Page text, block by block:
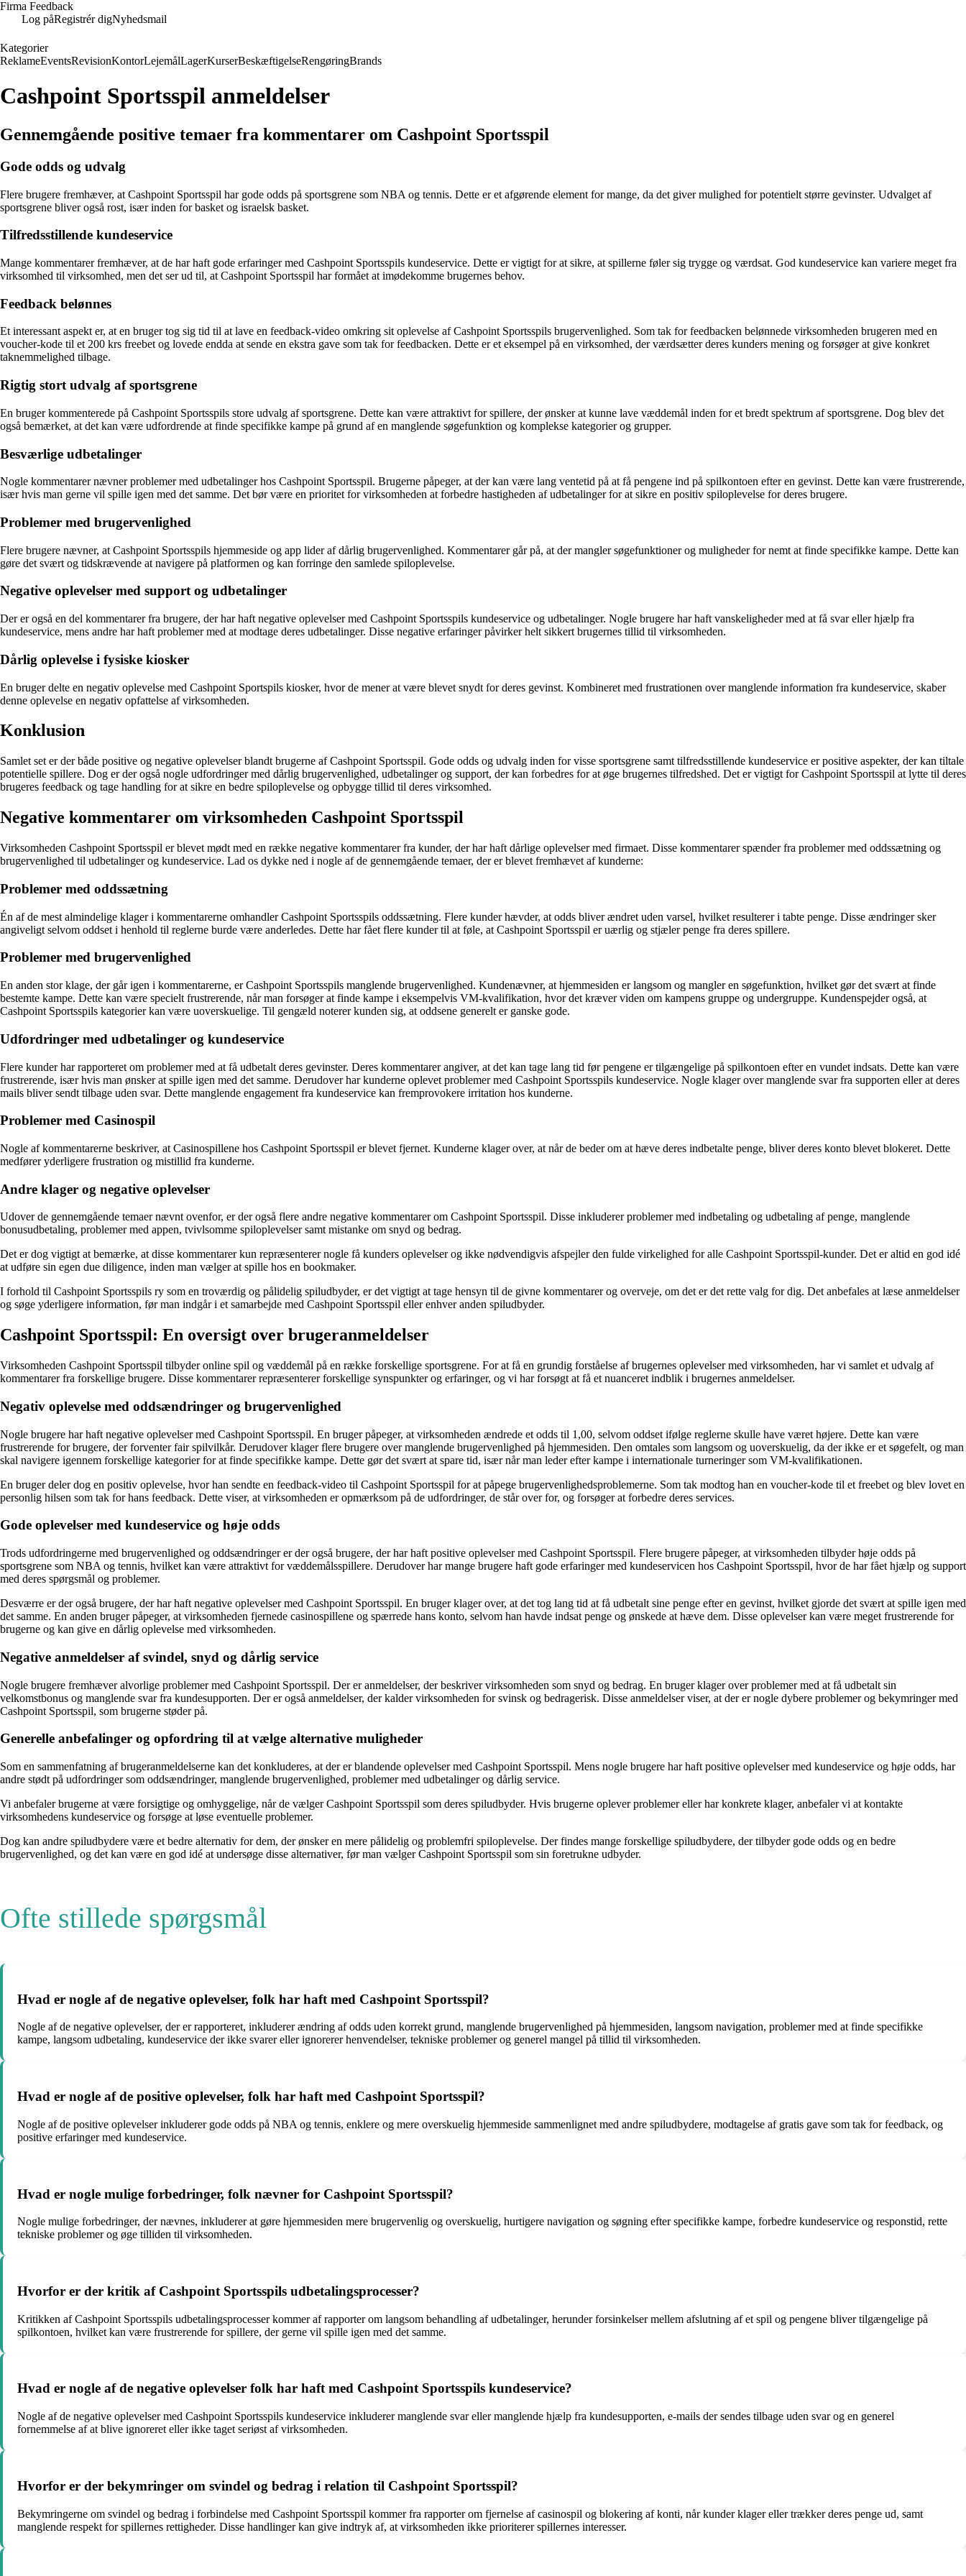
Firma Feedback
Log påRegistrér digNyhedsmail
Kategorier
ReklameEventsRevisionKontorLejemålLagerKurserBeskæftigelseRengøringBrands
Cashpoint Sportsspil anmeldelser
Gennemgående positive temaer fra kommentarer om Cashpoint Sportsspil
Gode odds og udvalg
Flere brugere fremhæver, at Cashpoint Sportsspil har gode odds på sportsgrene som NBA og tennis. Dette er et afgørende element for mange, da det giver mulighed for potentielt større gevinster. Udvalget af
sportsgrene bliver også rost, især inden for basket og israelsk basket.
Tilfredsstillende kundeservice
Mange kommentarer fremhæver, at de har haft gode erfaringer med Cashpoint Sportsspils kundeservice. Dette er vigtigt for at sikre, at spillerne føler sig trygge og værdsat. God kundeservice kan variere meget fra
virksomhed til virksomhed, men det ser ud til, at Cashpoint Sportsspil har formået at imødekomme brugernes behov.
Feedback belønnes
Et interessant aspekt er, at en bruger tog sig tid til at lave en feedback-video omkring sit oplevelse af Cashpoint Sportsspils brugervenlighed. Som tak for feedbacken belønnede virksomheden brugeren med en
voucher-kode til et 200 krs freebet og lovede endda at sende en ekstra gave som tak for feedbacken. Dette er et eksempel på en virksomhed, der værdsætter deres kunders mening og forsøger at give konkret
taknemmelighed tilbage.
Rigtig stort udvalg af sportsgrene
En bruger kommenterede på Cashpoint Sportsspils store udvalg af sportsgrene. Dette kan være attraktivt for spillere, der ønsker at kunne lave væddemål inden for et bredt spektrum af sportsgrene. Dog blev det
også bemærket, at det kan være udfordrende at finde specifikke kampe på grund af en manglende søgefunktion og komplekse kategorier og grupper.
Besværlige udbetalinger
Nogle kommentarer nævner problemer med udbetalinger hos Cashpoint Sportsspil. Brugerne påpeger, at der kan være lang ventetid på at få pengene ind på spilkontoen efter en gevinst. Dette kan være frustrerende,
især hvis man gerne vil spille igen med det samme. Det bør være en prioritet for virksomheden at forbedre hastigheden af udbetalinger for at sikre en positiv spiloplevelse for deres brugere.
Problemer med brugervenlighed
Flere brugere nævner, at Cashpoint Sportsspils hjemmeside og app lider af dårlig brugervenlighed. Kommentarer går på, at der mangler søgefunktioner og muligheder for nemt at finde specifikke kampe. Dette kan
gøre det svært og tidskrævende at navigere på platformen og kan forringe den samlede spiloplevelse.
Negative oplevelser med support og udbetalinger
Der er også en del kommentarer fra brugere, der har haft negative oplevelser med Cashpoint Sportsspils kundeservice og udbetalinger. Nogle brugere har haft vanskeligheder med at få svar eller hjælp fra
kundeservice, mens andre har haft problemer med at modtage deres udbetalinger. Disse negative erfaringer påvirker helt sikkert brugernes tillid til virksomheden.
Dårlig oplevelse i fysiske kiosker
En bruger delte en negativ oplevelse med Cashpoint Sportspils kiosker, hvor de mener at være blevet snydt for deres gevinst. Kombineret med frustrationen over manglende information fra kundeservice, skaber
denne oplevelse en negativ opfattelse af virksomheden.
Konklusion
Samlet set er der både positive og negative oplevelser blandt brugerne af Cashpoint Sportsspil. Gode odds og udvalg inden for visse sportsgrene samt tilfredsstillende kundeservice er positive aspekter, der kan tiltale
potentielle spillere. Dog er der også nogle udfordringer med dårlig brugervenlighed, udbetalinger og support, der kan forbedres for at øge brugernes tilfredshed. Det er vigtigt for Cashpoint Sportsspil at lytte til deres
brugeres feedback og tage handling for at sikre en bedre spiloplevelse og opbygge tillid til deres virksomhed.
Negative kommentarer om virksomheden Cashpoint Sportsspil
Virksomheden Cashpoint Sportsspil er blevet mødt med en række negative kommentarer fra kunder, der har haft dårlige oplevelser med firmaet. Disse kommentarer spænder fra problemer med oddssætning og
brugervenlighed til udbetalinger og kundeservice. Lad os dykke ned i nogle af de gennemgående temaer, der er blevet fremhævet af kunderne:
Problemer med oddssætning
Én af de mest almindelige klager i kommentarerne omhandler Cashpoint Sportsspils oddssætning. Flere kunder hævder, at odds bliver ændret uden varsel, hvilket resulterer i tabte penge. Disse ændringer sker
angiveligt selvom oddset i henhold til reglerne burde være anderledes. Dette har fået flere kunder til at føle, at Cashpoint Sportsspil er uærlig og stjæler penge fra deres spillere.
Problemer med brugervenlighed
En anden stor klage, der går igen i kommentarerne, er Cashpoint Sportsspils manglende brugervenlighed. Kundenævner, at hjemmesiden er langsom og mangler en søgefunktion, hvilket gør det svært at finde
bestemte kampe. Dette kan være specielt frustrerende, når man forsøger at finde kampe i eksempelvis VM-kvalifikation, hvor det kræver viden om kampens gruppe og undergruppe. Kundenspejder også, at
Cashpoint Sportsspils kategorier kan være uoverskuelige. Til gengæld noterer kunden sig, at oddsene generelt er ganske gode.
Udfordringer med udbetalinger og kundeservice
Flere kunder har rapporteret om problemer med at få udbetalt deres gevinster. Deres kommentarer angiver, at det kan tage lang tid før pengene er tilgængelige på spilkontoen efter en vundet indsats. Dette kan være
frustrerende, især hvis man ønsker at spille igen med det samme. Derudover har kunderne oplevet problemer med Cashpoint Sportsspils kundeservice. Nogle klager over manglende svar fra supporten eller at deres
mails bliver sendt tilbage uden svar. Dette manglende engagement fra kundeservice kan fremprovokere irritation hos kunderne.
Problemer med Casinospil
Nogle af kommentarerne beskriver, at Casinospillene hos Cashpoint Sportsspil er blevet fjernet. Kunderne klager over, at når de beder om at hæve deres indbetalte penge, bliver deres konto blevet blokeret. Dette
medfører yderligere frustration og mistillid fra kunderne.
Andre klager og negative oplevelser
Udover de gennemgående temaer nævnt ovenfor, er der også flere andre negative kommentarer om Cashpoint Sportsspil. Disse inkluderer problemer med indbetaling og udbetaling af penge, manglende
bonusudbetaling, problemer med appen, tvivlsomme spiloplevelser samt mistanke om snyd og bedrag.
Det er dog vigtigt at bemærke, at disse kommentarer kun repræsenterer nogle få kunders oplevelser og ikke nødvendigvis afspejler den fulde virkelighed for alle Cashpoint Sportsspil-kunder. Det er altid en god idé
at udføre sin egen due diligence, inden man vælger at spille hos en bookmaker.
I forhold til Cashpoint Sportsspils ry som en troværdig og pålidelig spiludbyder, er det vigtigt at tage hensyn til de givne kommentarer og overveje, om det er det rette valg for dig. Det anbefales at læse anmeldelser
og søge yderligere information, før man indgår i et samarbejde med Cashpoint Sportsspil eller enhver anden spiludbyder.
Cashpoint Sportsspil: En oversigt over brugeranmeldelser
Virksomheden Cashpoint Sportsspil tilbyder online spil og væddemål på en række forskellige sportsgrene. For at få en grundig forståelse af brugernes oplevelser med virksomheden, har vi samlet et udvalg af
kommentarer fra forskellige brugere. Disse kommentarer repræsenterer forskellige synspunkter og erfaringer, og vi har forsøgt at få et nuanceret indblik i brugernes anmeldelser.
Negativ oplevelse med oddsændringer og brugervenlighed
Nogle brugere har haft negative oplevelser med Cashpoint Sportsspil. En bruger påpeger, at virksomheden ændrede et odds til 1,00, selvom oddset ifølge reglerne skulle have været højere. Dette kan være
frustrerende for brugere, der forventer fair spilvilkår. Derudover klager flere brugere over manglende brugervenlighed på hjemmesiden. Den omtales som langsom og uoverskuelig, da der ikke er et søgefelt, og man
skal navigere igennem forskellige kategorier for at finde specifikke kampe. Dette gør det svært at spare tid, især når man leder efter kampe i internationale turneringer som VM-kvalifikationen.
En bruger deler dog en positiv oplevelse, hvor han sendte en feedback-video til Cashpoint Sportsspil for at påpege brugervenlighedsproblemerne. Som tak modtog han en voucher-kode til et freebet og blev lovet en
personlig hilsen som tak for hans feedback. Dette viser, at virksomheden er opmærksom på de udfordringer, de står over for, og forsøger at forbedre deres services.
Gode oplevelser med kundeservice og høje odds
Trods udfordringerne med brugervenlighed og oddsændringer er der også brugere, der har haft positive oplevelser med Cashpoint Sportsspil. Flere brugere påpeger, at virksomheden tilbyder høje odds på
sportsgrene som NBA og tennis, hvilket kan være attraktivt for væddemålsspillere. Derudover har mange brugere haft gode erfaringer med kundeservicen hos Cashpoint Sportsspil, hvor de har fået hjælp og support
med deres spørgsmål og problemer.
Desværre er der også brugere, der har haft negative oplevelser med Cashpoint Sportsspil. En bruger klager over, at det tog lang tid at få udbetalt sine penge efter en gevinst, hvilket gjorde det svært at spille igen med
det samme. En anden bruger påpeger, at virksomheden fjernede casinospillene og spærrede hans konto, selvom han havde indsat penge og ønskede at hæve dem. Disse oplevelser kan være meget frustrerende for
brugerne og kan give en dårlig oplevelse med virksomheden.
Negative anmeldelser af svindel, snyd og dårlig service
Nogle brugere fremhæver alvorlige problemer med Cashpoint Sportsspil. Der er anmeldelser, der beskriver virksomheden som snyd og bedrag. En bruger klager over problemer med at få udbetalt sin
velkomstbonus og manglende svar fra kundesupporten. Der er også anmeldelser, der kalder virksomheden for svinsk og bedragerisk. Disse anmeldelser viser, at der er nogle dybere problemer og bekymringer med
Cashpoint Sportsspil, som brugerne støder på.
Generelle anbefalinger og opfordring til at vælge alternative muligheder
Som en sammenfatning af brugeranmeldelserne kan det konkluderes, at der er blandende oplevelser med Cashpoint Sportsspil. Mens nogle brugere har haft positive oplevelser med kundeservice og høje odds, har
andre stødt på udfordringer som oddsændringer, manglende brugervenlighed, problemer med udbetalinger og dårlig service.
Vi anbefaler brugerne at være forsigtige og omhyggelige, når de vælger Cashpoint Sportsspil som deres spiludbyder. Hvis brugerne oplever problemer eller har konkrete klager, anbefaler vi at kontakte
virksomhedens kundeservice og forsøge at løse eventuelle problemer.
Dog kan andre spiludbydere være et bedre alternativ for dem, der ønsker en mere pålidelig og problemfri spiloplevelse. Der findes mange forskellige spiludbydere, der tilbyder gode odds og en bedre
brugervenlighed, og det kan være en god idé at undersøge disse alternativer, før man vælger Cashpoint Sportsspil som sin foretrukne udbyder.
Ofte stillede spørgsmål
Hvad er nogle af de negative oplevelser, folk har haft med Cashpoint Sportsspil?
Nogle af de negative oplevelser, der er rapporteret, inkluderer ændring af odds uden korrekt grund, manglende brugervenlighed på hjemmesiden, langsom navigation, problemer med at finde specifikke
kampe, langsom udbetaling, kundeservice der ikke svarer eller ignorerer henvendelser, tekniske problemer og generel mangel på tillid til virksomheden.
Hvad er nogle af de positive oplevelser, folk har haft med Cashpoint Sportsspil?
Nogle af de positive oplevelser inkluderer gode odds på NBA og tennis, enklere og mere overskuelig hjemmeside sammenlignet med andre spiludbydere, modtagelse af gratis gave som tak for feedback, og
positive erfaringer med kundeservice.
Hvad er nogle mulige forbedringer, folk nævner for Cashpoint Sportsspil?
Nogle mulige forbedringer, der nævnes, inkluderer at gøre hjemmesiden mere brugervenlig og overskuelig, hurtigere navigation og søgning efter specifikke kampe, forbedre kundeservice og responstid, rette
tekniske problemer og øge tilliden til virksomheden.
Hvorfor er der kritik af Cashpoint Sportsspils udbetalingsprocesser?
Kritikken af Cashpoint Sportsspils udbetalingsprocesser kommer af rapporter om langsom behandling af udbetalinger, herunder forsinkelser mellem afslutning af et spil og pengene bliver tilgængelige på
spilkontoen, hvilket kan være frustrerende for spillere, der gerne vil spille igen med det samme.
Hvad er nogle af de negative oplevelser folk har haft med Cashpoint Sportsspils kundeservice?
Nogle af de negative oplevelser med Cashpoint Sportsspils kundeservice inkluderer manglende svar eller manglende hjælp fra kundesupporten, e-mails der sendes tilbage uden svar og en generel
fornemmelse af at blive ignoreret eller ikke taget seriøst af virksomheden.
Hvorfor er der bekymringer om svindel og bedrag i relation til Cashpoint Sportsspil?
Bekymringerne om svindel og bedrag i forbindelse med Cashpoint Sportsspil kommer fra rapporter om fjernelse af casinospil og blokering af konti, når kunder klager eller trækker deres penge ud, samt
manglende respekt for spillernes rettigheder. Disse handlinger kan give indtryk af, at virksomheden ikke prioriterer spillernes interesser.